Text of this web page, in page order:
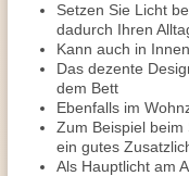
Setzen Sie Licht
dadurch Ihren
Kann auch in
Das dezente
dem Bett
Ebenfalls im
Zum Beispiel
ein gutes
Als Hauptlicht am